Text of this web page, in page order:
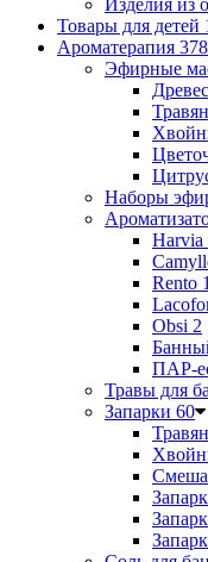
Изделия из
Товары для детей
Ароматерапия 378
Эфирные
Наборы
Harvia
Rento
Obsi 2
ПАР-
Травы для
Запарки 60